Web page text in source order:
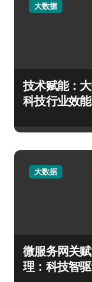
大数据
技术赋能：
科技行业效
大数据
微服务网关
理：科技智